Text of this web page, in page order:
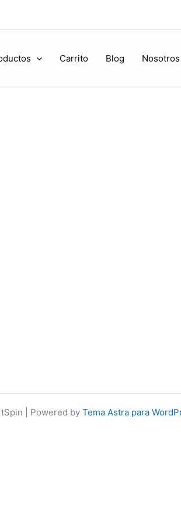
Carrito Blog Nosotros
| Powered by Tema Astra para